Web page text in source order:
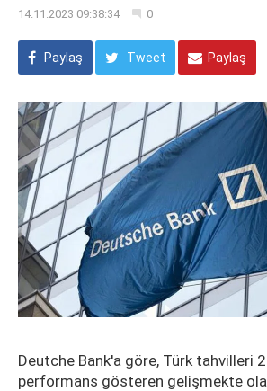
14.11.2023 09:38:34 0
Paylaş Tweet Paylaş
Deutche Bank'a göre, Türk tahvilleri
performans gösteren gelişmekte